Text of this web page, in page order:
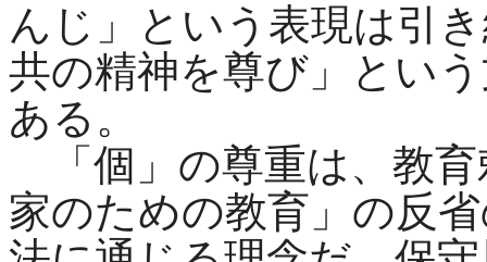
んじ」という表現は引
共の精神を尊び」とい
ある。
「個」の尊重は、教育
家のための教育」の反